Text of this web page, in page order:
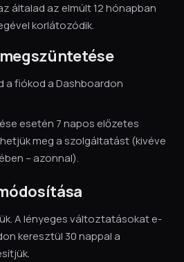
általad az elmúlt 12 hónapban
korlátozódik.
a fiókod a Dashboardon
esetén 7 napos előzetes
meg a szolgáltatást (kivéve
– azonnal).
A lényeges változtatásokat e-
keresztül 30 nappal a